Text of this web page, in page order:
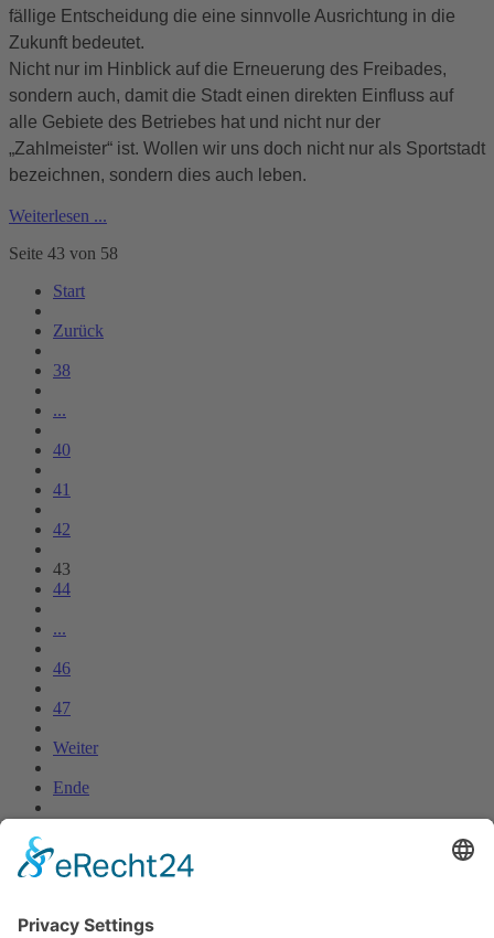
fällige Entscheidung die eine sinnvolle Ausrichtung in die
Zukunft bedeutet.
Nicht nur im Hinblick auf die Erneuerung des Freibades,
sondern auch, damit die Stadt einen direkten Einfluss auf
alle Gebiete des Betriebes hat und nicht nur der
„Zahlmeister“ ist. Wollen wir uns doch nicht nur als Sportstadt
bezeichnen, sondern dies auch leben.
Weiterlesen ...
Seite 43 von 58
Start
Zurück
38
...
40
41
42
43
44
...
46
47
Weiter
Ende
Online-Sprechstunde